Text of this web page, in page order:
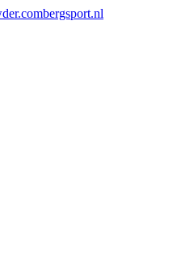
bergsport.nl